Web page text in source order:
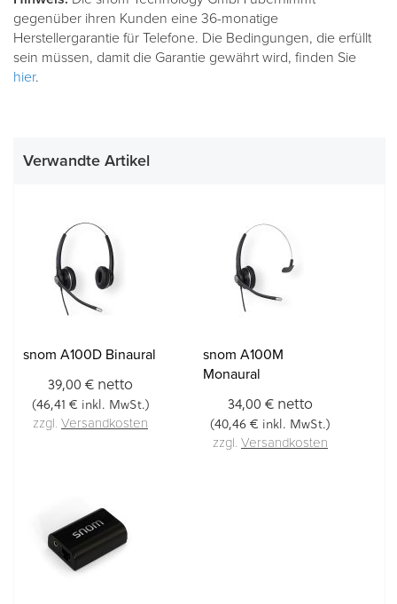
gegenüber ihren Kunden eine 36-monatige
Herstellergarantie für Telefone. Die Bedingungen, die erfüllt
sein müssen, damit die Garantie gewährt wird, finden Sie
hier.
Verwandte Artikel
snom A100D Binaural
39,00 € netto
(46,41 € inkl. MwSt.)
zzgl. Versandkosten
snom A100M
Monaural
34,00 €netto
(40,46 € inkl. MwSt.)
zzgl. Versandkosten